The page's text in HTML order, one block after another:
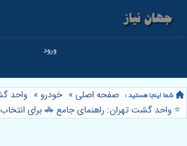
صفحه اصلی » خودرو » واحد
⭐️ واحد گشت تهران: راهنمای جامع 🚓 برای